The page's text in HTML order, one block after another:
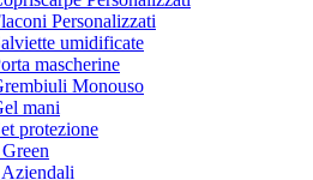
Personalizzati
umidificate
mascherine
Monouso
mani
protezione